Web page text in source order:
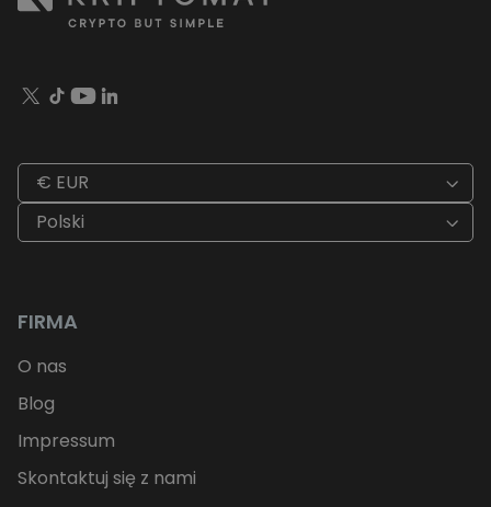
€ EUR
Polski
FIRMA
O nas
Blog
Impressum
Skontaktuj się z nami